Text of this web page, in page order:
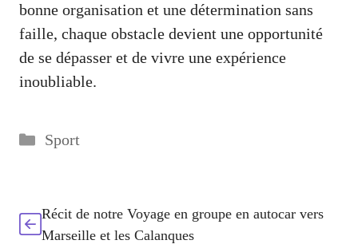
bonne organisation et une détermination sans
faille, chaque obstacle devient une opportunité
de se dépasser et de vivre une expérience
inoubliable.
Catégories
Sport
Récit de notre Voyage en groupe en autocar vers
Marseille et les Calanques